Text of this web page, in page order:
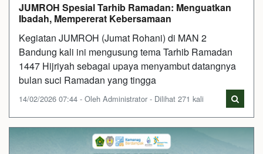
JUMROH Spesial Tarhib Ramadan: Menguatkan
Ibadah, Mempererat Kebersamaan
Kegiatan JUMROH (Jumat Rohani) di MAN 2
Bandung kali ini mengusung tema Tarhib Ramadan
1447 Hijriyah sebagai upaya menyambut datangnya
bulan suci Ramadan yang tingga
14/02/2026 07:44 - Oleh Administrator - Dilihat 271 kali